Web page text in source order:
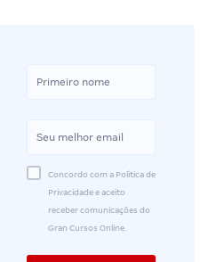
Concordo com a Política de
Privacidade e aceito
receber comunicações do
Gran Cursos Online.